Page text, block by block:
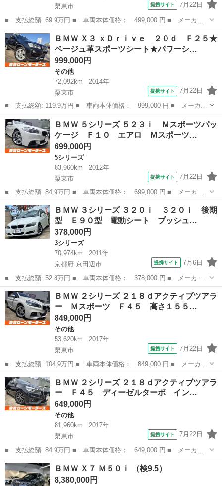
栗東市
提携サイト 7月22日
■ 支払総額: 69.9万円 ■ 車両本体価格： 499,000 円 ■ メーカー
名： ＢＭＷ ■ 車種名： ３シリーズ ■ グレード名： ３２０ｉ
ツーリング 後期 エアロ 純正ＨＤＤナビＣＤ ＤＶＤ ＭＳＶ
ＡＵＸ Ｂカ...
滋賀 栗東市
ＢＭＷ Ｘ３ ｘＤｒｉｖｅ ２０ｄ Ｆ２５★
ベージュ革スポーツシート★パワーシ…
999,000円
その他
72,092km
2014年
栗東市
提携サイト 7月22日
■ 支払総額: 119.9万円 ■ 車両本体価格： 999,000 円 ■ メーカー
名： ＢＭＷ ■ 車種名： Ｘ３ ■ グレード名： ｘＤｒｉｖｅ
２０ｄ Ｆ２５★ベージュ革スポーツシート★パワーシート★パワー
ゲート★ク...
滋賀 栗東市
ＢＭＷ ５シリーズ ５２３ｉ Ｍスポーツパッ
ケージ Ｆ１０ エアロ Ｍスポーツ…
699,000円
5シリーズ
83,960km
2012年
栗東市
提携サイト 7月22日
■ 支払総額: 84.9万円 ■ 車両本体価格： 699,000 円 ■ メーカー
名： ＢＭＷ ■ 車種名： ５シリーズ ■ グレード名： ５２３
ｉ Ｍスポーツパッケージ Ｆ１０ エアロ Ｍスポーツサスペンシ
ョン革巻ステア...
滋賀 栗東市 5シリーズ
ＢＭＷ ３シリーズ ３２０ｉ ３２０ｉ 後期
型 Ｅ９０型 電動シート プッシュ…
378,000円
3シリーズ
70,974km
2011年
京都府 京田辺市
提携サイト 7月6日
■ 支払総額: 52.8万円 ■ 車両本体価格： 378,000 円 ■ メーカー
名： ＢＭＷ ■ 車種名： ３シリーズ ■ グレード名： ３２０
ｉ ３２０ｉ 後期型 Ｅ９０型 電動シート プッシュスタート
ＣＤオーディオ...
京都 京田辺市 3シリーズ
ＢＭＷ ２シリーズ ２１８ｄアクティブツアラ
ー Ｍスポーツ Ｆ４５ 高さ１５５…
849,000円
その他
53,620km
2017年
栗東市
提携サイト 7月22日
■ 支払総額: 104.9万円 ■ 車両本体価格： 849,000 円 ■ メーカー
名： ＢＭＷ ■ 車種名： ２シリーズ ■ グレード名： ２１８ｄ
アクティブツアラー Ｍスポーツ Ｆ４５ 高さ１５５センチ ドラ
イビングア...
滋賀 栗東市
ＢＭＷ ２シリーズ ２１８ｄアクティブツアラ
ー Ｆ４５ ディーゼルターボ イン…
649,000円
その他
81,960km
2017年
栗東市
提携サイト 7月22日
■ 支払総額: 84.9万円 ■ 車両本体価格： 649,000 円 ■ メーカー
名： ＢＭＷ ■ 車種名： ２シリーズ ■ グレード名： ２１８ｄ
アクティブツアラー Ｆ４５ ディーゼルターボ インテリジェント
セーフティ ...
滋賀 栗東市
ＢＭＷ Ｘ７ Ｍ５０ｉ （検9.5）
8,380,000円